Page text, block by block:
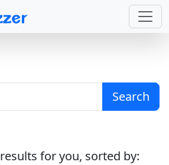
Search
results for you, sorted by: